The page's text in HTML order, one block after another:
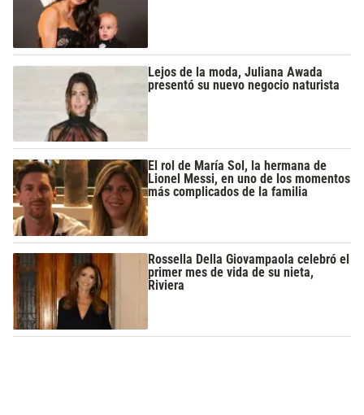
Lejos de la moda, Juliana Awada
presentó su nuevo negocio naturista
El rol de María Sol, la hermana de
Lionel Messi, en uno de los momentos
más complicados de la familia
Rossella Della Giovampaola celebró el
primer mes de vida de su nieta,
Riviera